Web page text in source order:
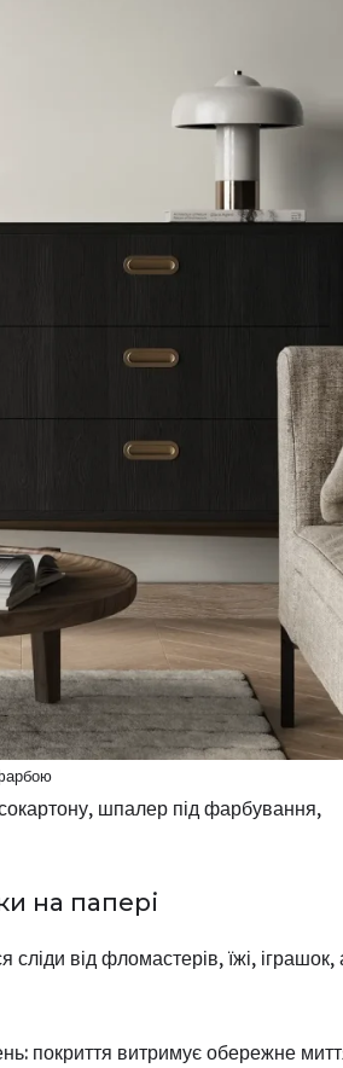
шпалер під фарбування,
на папері
від фломастерів, їжі,
покриття витримує обережне